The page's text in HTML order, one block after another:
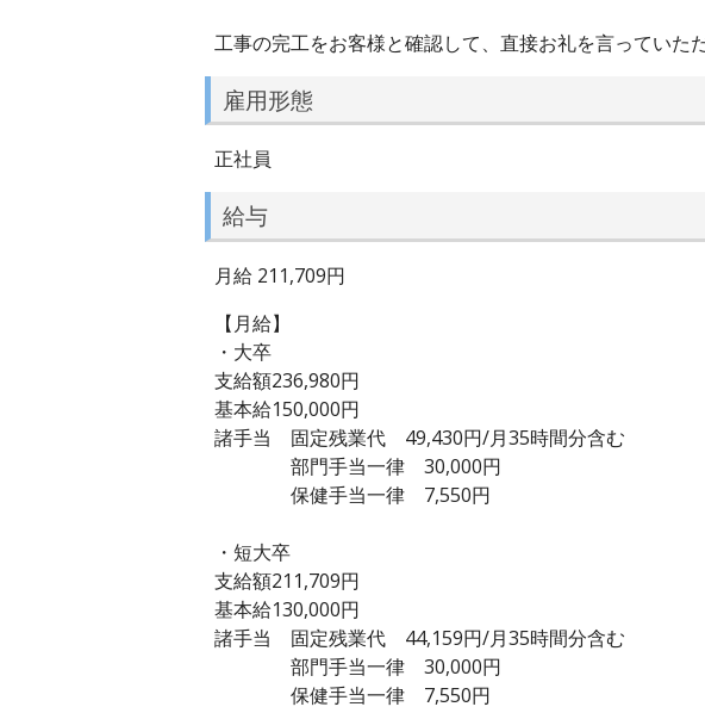
工事の完工をお客様と確認して、直接お礼を言っていた
雇用形態
正社員
給与
月給 211,709円
【月給】
・大卒
支給額236,980円
基本給150,000円
諸手当 固定残業代 49,430円/月35時間分含む
部門手当一律 30,000円
保健手当一律 7,550円
・短大卒
支給額211,709円
基本給130,000円
諸手当 固定残業代 44,159円/月35時間分含む
部門手当一律 30,000円
保健手当一律 7,550円